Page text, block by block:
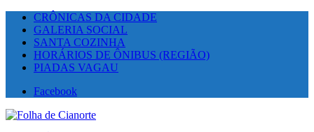
CRÔNICAS DA CIDADE
GALERIA SOCIAL
SANTA COZINHA
HORÁRIOS DE ÔNIBUS (REGIÃO)
PIADAS VAGAU
Facebook